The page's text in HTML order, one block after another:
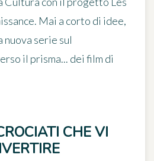
. Mai a corto di idee,
nuova serie sul
il prisma... dei film di
CHE VI